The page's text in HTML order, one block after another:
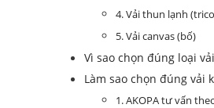
4. Vải thun lạnh
5. Vải canvas (bố)
Vì sao chọn đúng loại
Làm sao chọn đúng vải
1. AKOPA tư vấn